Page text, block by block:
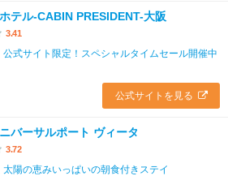
テル-CABIN PRESIDENT-大阪
3.41
公式サイト限定！スペシャルタイムセール開催中
公式サイトを見る
バーサルポート ヴィータ
3.72
太陽の恵みいっぱいの朝食付きステイ